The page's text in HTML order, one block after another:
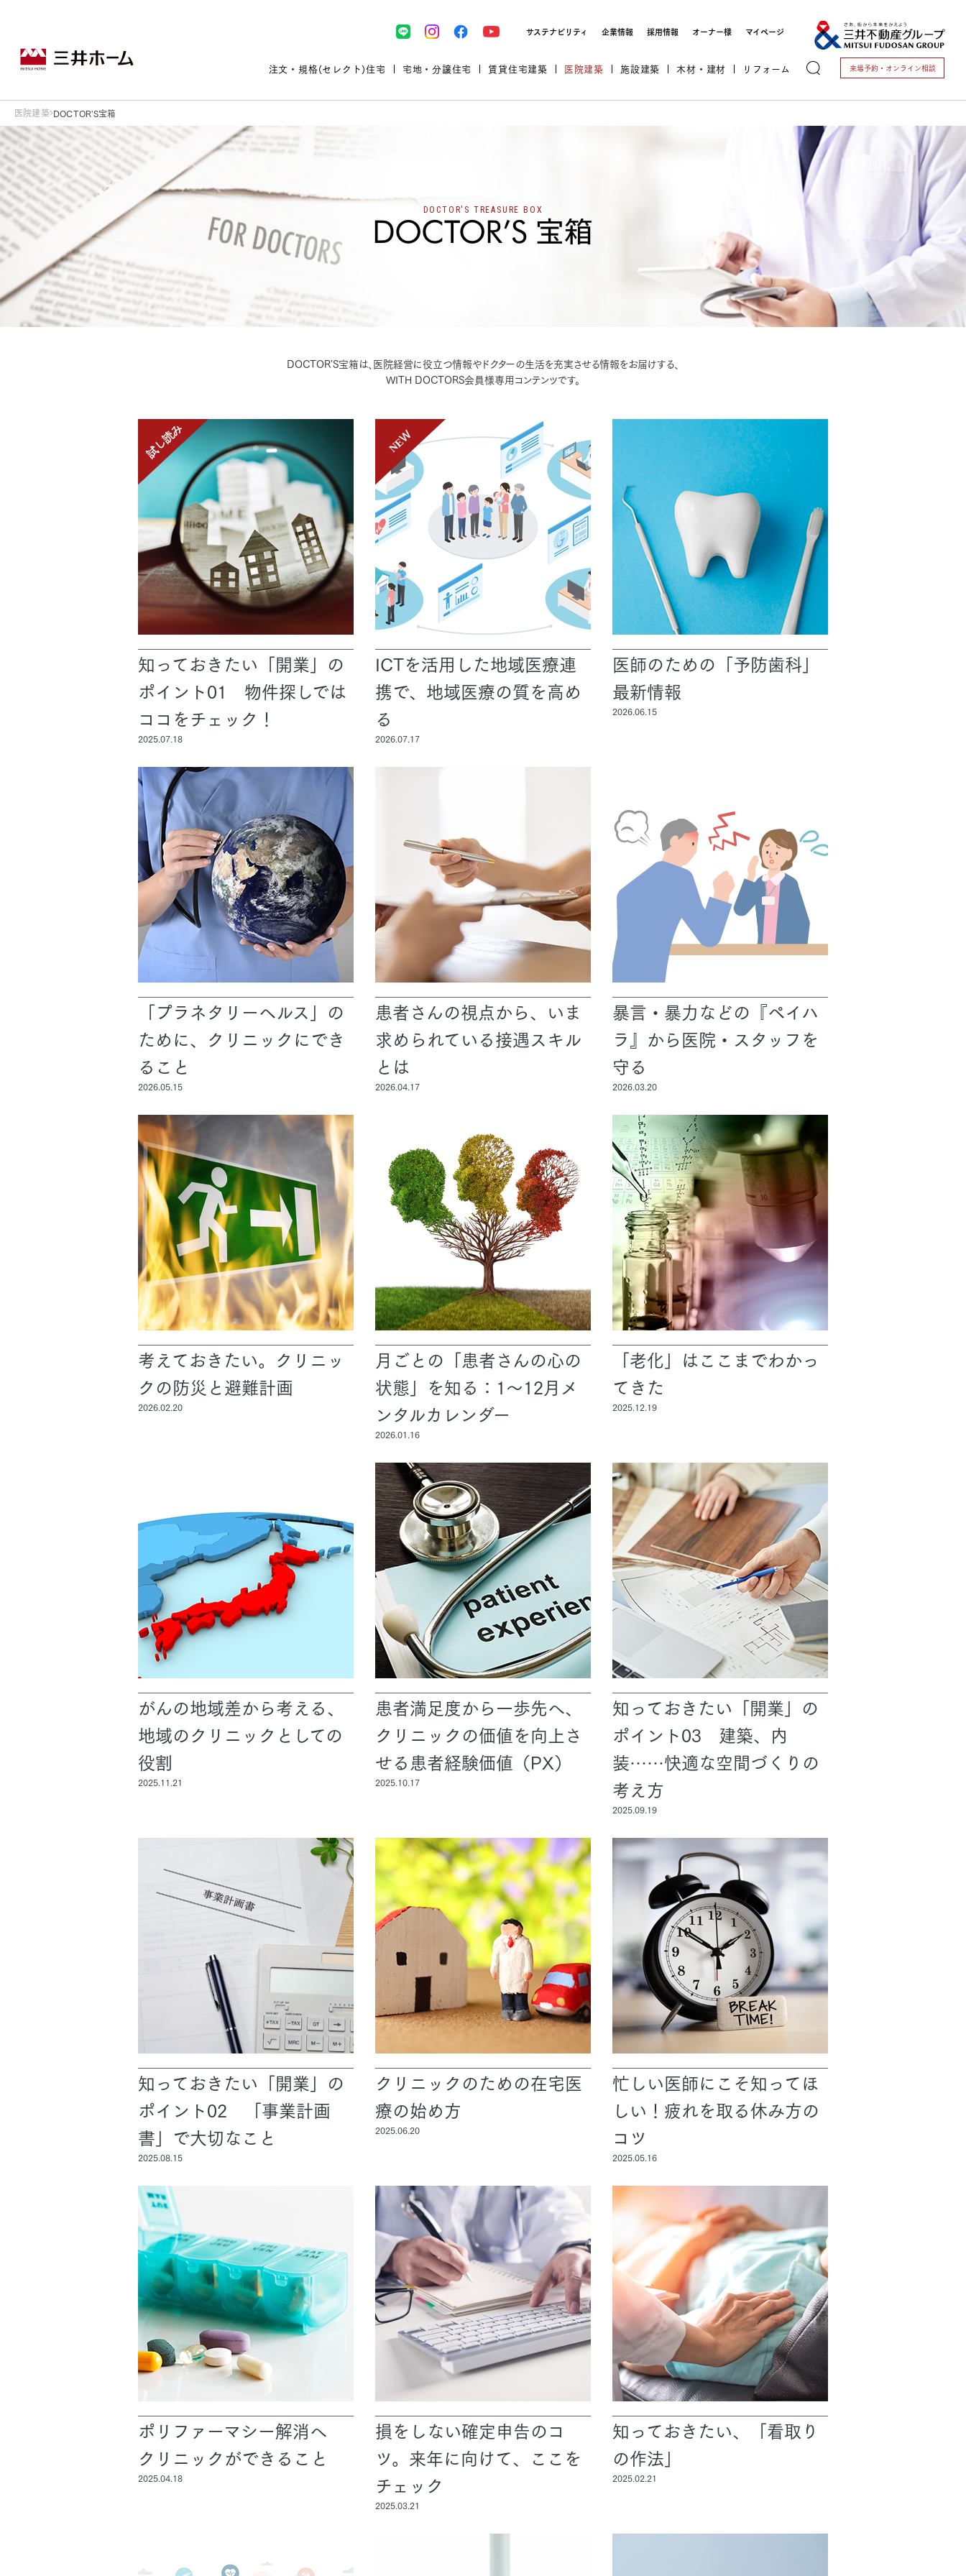
サステナビリティ 企業情報 採用情報 オーナー様 マイページ
注文・規格(セレクト)住宅
戸建住宅トップ
あなたの理想の住まいをかたちに
注文住宅｜三井ホームオーダー
建築実例 デザイン 全館空調 MOCX WALL工法のテク
ノロジー
お住まいづくりガイド ㎥設計 三井ホームワールド 長期保証
暮らし方
住宅タイプ
3・4階建て 平屋 賃貸併用住宅
モデルハウス紹介 カタログ請求 イベント情報 ご相談デスク
宅地・分譲住宅
宅地・分譲住宅トップ
宅地/建築条件付宅地
建売/戸建分譲
既存住宅（SumStock）
ランドパートナー一覧
賃貸住宅建築
賃貸住宅建築トップ
木造マンションMOCXION
木造賃貸住宅MOCXSTYLE
実例紹介
ご相談デスク
医院建築
医院建築トップ
実例紹介
ドクターズ宝箱
ドクターズヴォイス
ドクタープランニュース
これから開業される方
開業されている方
施設建築
施設建築トップ
実例紹介
選ばれる理由
文教・保育施設実例
商業施設実例
都市建築実例
カタログ請求 お問い合わせフォーム
木材・建材
木材・建材トップ
事業本部案内
事業内容
建築実例
リフォーム
リフォームトップ
リフォームメニュー
来場予約・ オンライン相談
医院建築 DOCTOR'S宝箱
DOCTOR'S TREASURE BOX
DOCTOR'S宝箱は、医院経営に役立つ情報やドクターの生活を充実させる情報をお届けする、
WITH DOCTORS会員様専用コンテンツです。
知っておきたい「開業」の
ポイント01 物件探しでは
ココをチェック！
2025.07.18
ICTを活用した地域医療連
携で、地域医療の質を高め
る
2026.07.17
医師のための「予防歯科」
最新情報
2026.06.15
「プラネタリーヘルス」の
ために、クリニックにでき
ること
2026.05.15
患者さんの視点から、いま
求められている接遇スキル
とは
2026.04.17
暴言・暴力などの『ペイハ
ラ』から医院・スタッフを
守る
2026.03.20
考えておきたい。クリニッ
クの防災と避難計画
2026.02.20
月ごとの「患者さんの心の
状態」を知る：1～12月メ
ンタルカレンダー
2026.01.16
「老化」はここまでわかっ
てきた
2025.12.19
がんの地域差から考える、
地域のクリニックとしての
役割
2025.11.21
患者満足度から一歩先へ、
クリニックの価値を向上さ
せる患者経験価値（PX）
2025.10.17
知っておきたい「開業」の
ポイント03 建築、内
装……快適な空間づくりの
考え方
2025.09.19
知っておきたい「開業」の
ポイント02 「事業計画
書」で大切なこと
2025.08.15
クリニックのための在宅医
療の始め方
2025.06.20
忙しい医師にこそ知ってほ
しい！疲れを取る休み方の
コツ
2025.05.16
ポリファーマシー解消へ
クリニックができること
2025.04.18
損をしない確定申告のコ
ツ。来年に向けて、ここを
チェック
2025.03.21
知っておきたい、「看取り
の作法」
2025.02.21